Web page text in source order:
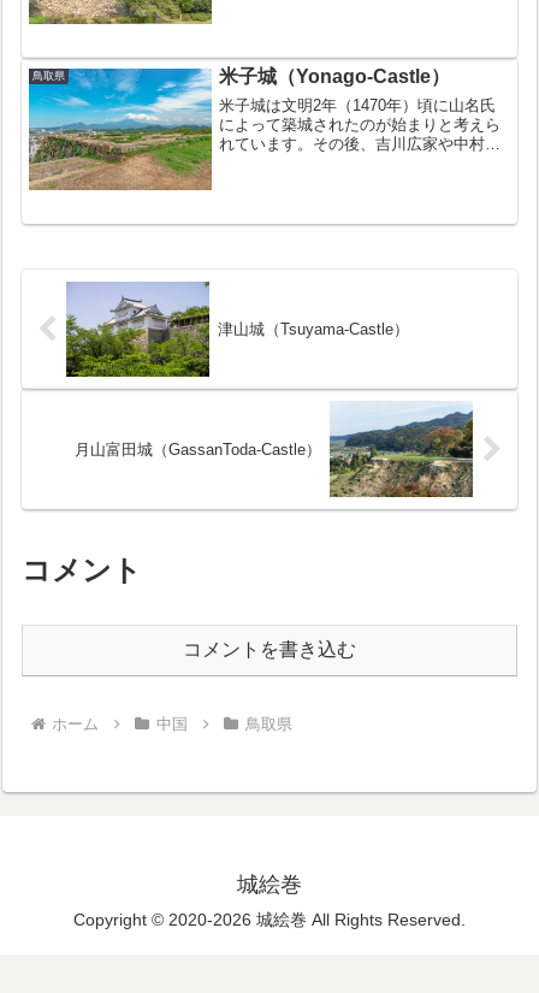
石垣と呼ばれる...
鳥取県 米子城（Yonago-Castle）
米子城は文明2年（1470年）頃に山名氏
によって築城されたのが始まりと考えら
れています。その後、吉川広家や中村一
100名城の...
津山城（Tsuyama-Castle）
月山富田城（GassanToda-Castle）
コメント
コメントを書き込む
ホーム 中国 鳥取県
城絵巻
Copyright © 2020-2026 城絵巻 All Rights Reserved.